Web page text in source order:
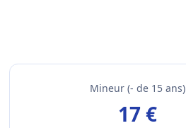
Mineur (- de 15 ans)
17 €